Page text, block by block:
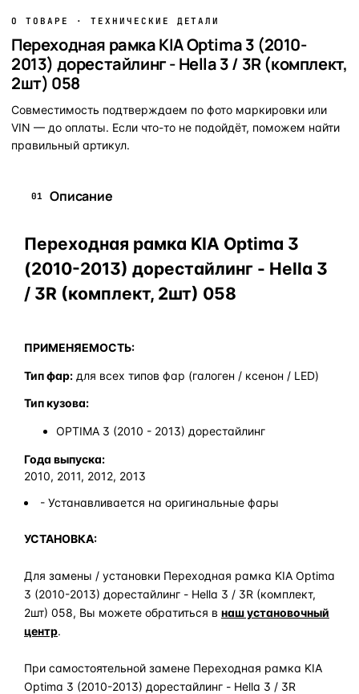
О ТОВАРЕ · ТЕХНИЧЕСКИЕ ДЕТАЛИ
Переходная рамка KIA Optima 3 (2010-
2013) дорестайлинг - Hella 3 / 3R (комплект,
2шт) 058
Совместимость подтверждаем по фото маркировки или
VIN — до оплаты. Если что-то не подойдёт, поможем найти
правильный артикул.
01 Описание
Переходная рамка KIA Optima 3
(2010-2013) дорестайлинг - Hella 3
/ 3R (комплект, 2шт) 058
ПРИМЕНЯЕМОСТЬ:
Тип фар: для всех типов фар (галоген / ксенон / LED)
Тип кузова:
OPTIMA 3 (2010 - 2013) дорестайлинг
Года выпуска:
2010, 2011, 2012, 2013
- Устанавливается на оригинальные фары
УСТАНОВКА:
Для замены / установки Переходная рамка KIA Optima
3 (2010-2013) дорестайлинг - Hella 3 / 3R (комплект,
2шт) 058, Вы можете обратиться в наш установочный
центр.
При самостоятельной замене Переходная рамка KIA
Optima 3 (2010-2013) дорестайлинг - Hella 3 / 3R